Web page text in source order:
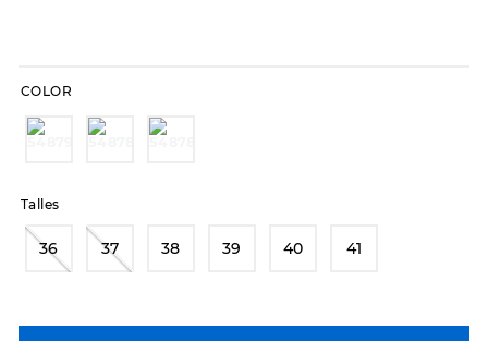
COLOR
Talles
36 37 38 39 40 41